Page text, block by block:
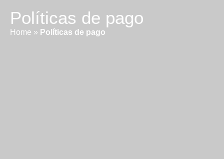
Políticas de pago
Home » Políticas de pago